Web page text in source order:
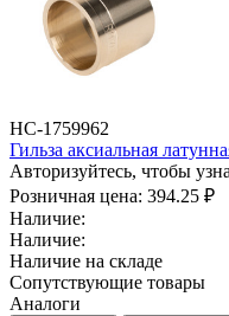
НС-1759962
Гильза аксиальная
Авторизуйтесь, чтобы
Розничная цена: 394.25 ₽
Наличие:
Наличие:
Наличие на складе
Сопутствующие товары
Аналоги